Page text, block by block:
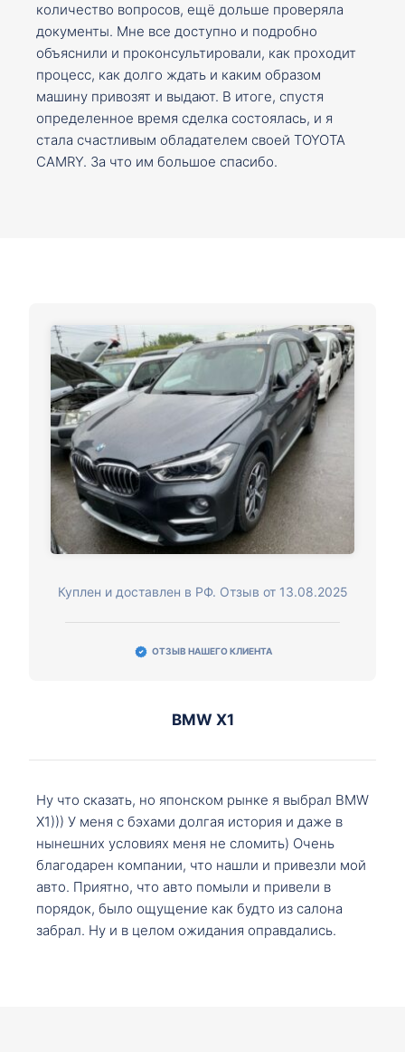
количество вопросов, ещё дольше проверяла
документы. Мне все доступно и подробно
объяснили и проконсультировали, как проходит
процесс, как долго ждать и каким образом
машину привозят и выдают. В итоге, спустя
определенное время сделка состоялась, и я
стала счастливым обладателем своей TOYOTA
CAMRY. За что им большое спасибо.
Куплен и доставлен в РФ. Отзыв от 13.08.2025
ОТЗЫВ НАШЕГО КЛИЕНТА
BMW X1
Ну что сказать, но японском рынке я выбрал BMW
X1))) У меня с бэхами долгая история и даже в
нынешних условиях меня не сломить) Очень
благодарен компании, что нашли и привезли мой
авто. Приятно, что авто помыли и привели в
порядок, было ощущение как будто из салона
забрал. Ну и в целом ожидания оправдались.